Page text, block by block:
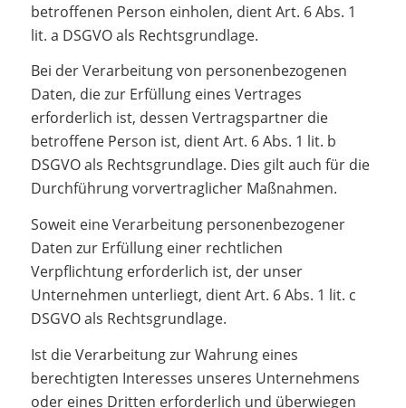
betroffenen Person einholen, dient Art. 6 Abs. 1
lit. a DSGVO als Rechtsgrundlage.
Bei der Verarbeitung von personenbezogenen
Daten, die zur Erfüllung eines Vertrages
erforderlich ist, dessen Vertragspartner die
betroffene Person ist, dient Art. 6 Abs. 1 lit. b
DSGVO als Rechtsgrundlage. Dies gilt auch für die
Durchführung vorvertraglicher Maßnahmen.
Soweit eine Verarbeitung personenbezogener
Daten zur Erfüllung einer rechtlichen
Verpflichtung erforderlich ist, der unser
Unternehmen unterliegt, dient Art. 6 Abs. 1 lit. c
DSGVO als Rechtsgrundlage.
Ist die Verarbeitung zur Wahrung eines
berechtigten Interesses unseres Unternehmens
oder eines Dritten erforderlich und überwiegen